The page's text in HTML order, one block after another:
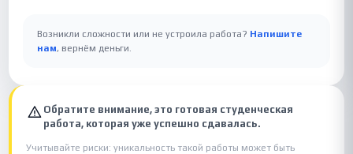
Возникли сложности или не устроила работа? Напишите
нам, вернём деньги.
Обратите внимание, это готовая студенческая
работа, которая уже успешно сдавалась.
Учитывайте риски: уникальность такой работы может быть